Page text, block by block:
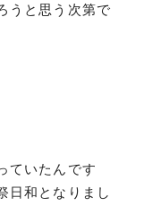
うと思う次第で
ていたんです
日和となりまし